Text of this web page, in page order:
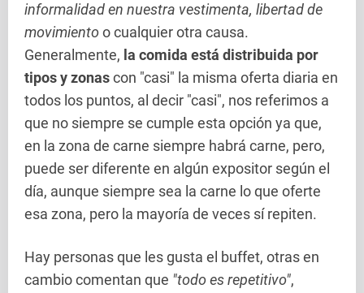
informalidad en nuestra vestimenta, libertad de
movimientoo cualquier otra causa.
Generalmente, la comida está distribuida por
tipos y zonascon "casi" la misma oferta diaria en
todos los puntos, al decir "casi", nos referimos a
que no siempre se cumple esta opción ya que,
en la zona de carne siempre habrá carne, pero,
puede ser diferente en algún expositor según el
día, aunque siempre sea la carne lo que oferte
esa zona, pero la mayoría de veces sí repiten.
Hay personas que les gusta el buffet, otras en
cambio comentan que "todo es repetitivo",